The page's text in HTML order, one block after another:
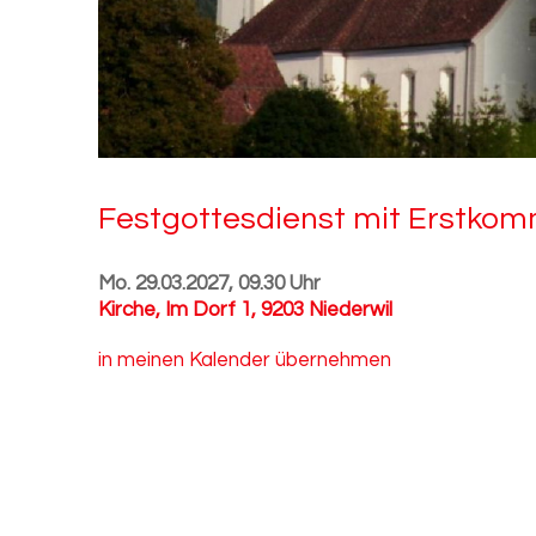
Fest­got­tes­dienst mit
Mo. 29.03.2027, 09.30 Uhr
Kirche, Im Dorf 1, 9203 Niederwil
in meinen Kalender übernehmen